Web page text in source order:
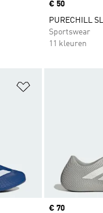
Price
€ 50
PURECHILL
Sportswear
11 kleuren
Price
€ 70